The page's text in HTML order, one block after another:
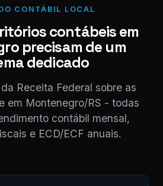
CD.
Digite uma
CONTÁBIL LOCAL
contábeis em
precisam de um
dedicado
Receita Federal sobre as
em Montenegro/RS - todas
contábil mensal,
e ECD/ECF anuais.